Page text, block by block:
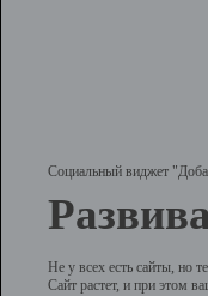
Социальный виджет
Не у всех есть сайты, но
Сайт растет, и при этом